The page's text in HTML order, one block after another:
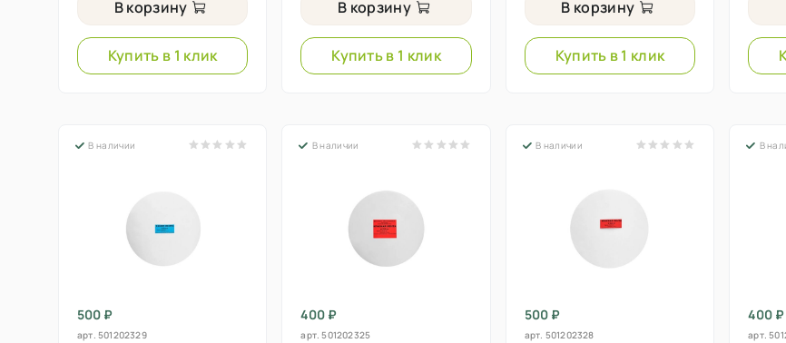
В корзину
Купить в 1 клик
В корзину
Купить в 1 клик
В корзину
Купить в 1 клик
В наличии
500 ₽
арт. 501202329
В наличии
400 ₽
арт.501202325
В наличии
500 ₽
арт. 501202328
В
400 ₽
арт.